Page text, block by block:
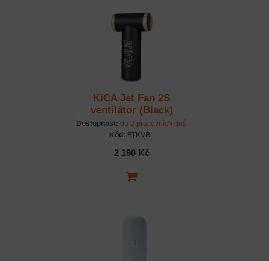
KiCA Jet Fan 2S
ventilátor (Black)
Dostupnost: do 2 pracovních dnů
Kód: FTKVBL
2 190 Kč